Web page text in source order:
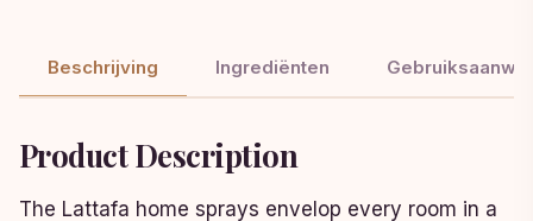
Beschrijving Ingrediënten
Product Description
The Lattafa home sprays envelop every room in a